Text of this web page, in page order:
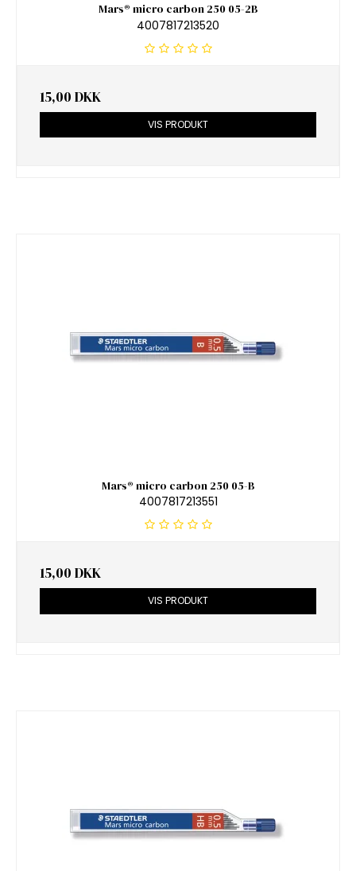
Mars® micro carbon 250 05-2B
4007817213520
15,00 DKK
VIS PRODUKT
Mars® micro carbon 250 05-B
4007817213551
15,00 DKK
VIS PRODUKT